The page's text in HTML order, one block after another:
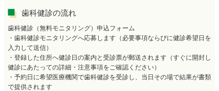
歯科健診の流れ
歯科健診（無料モニタリング）申込フォーム
・歯科健診モニタリングへ応募します（必要事項ならびに健診希望日を
入力して送信）
・登録した住所へ健診日の案内と受診票が郵送されます（すぐに開封し
健診にあたっての詳細・注意事項をご確認ください）
・予約日に希望医療機関で歯科健診を受診し、当日その場で結果が書類
で提供されます